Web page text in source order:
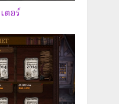
ตอร์